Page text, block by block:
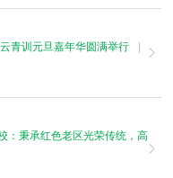
青训元旦嘉年华圆满举行
|
：秉承红色老区光荣传统，高